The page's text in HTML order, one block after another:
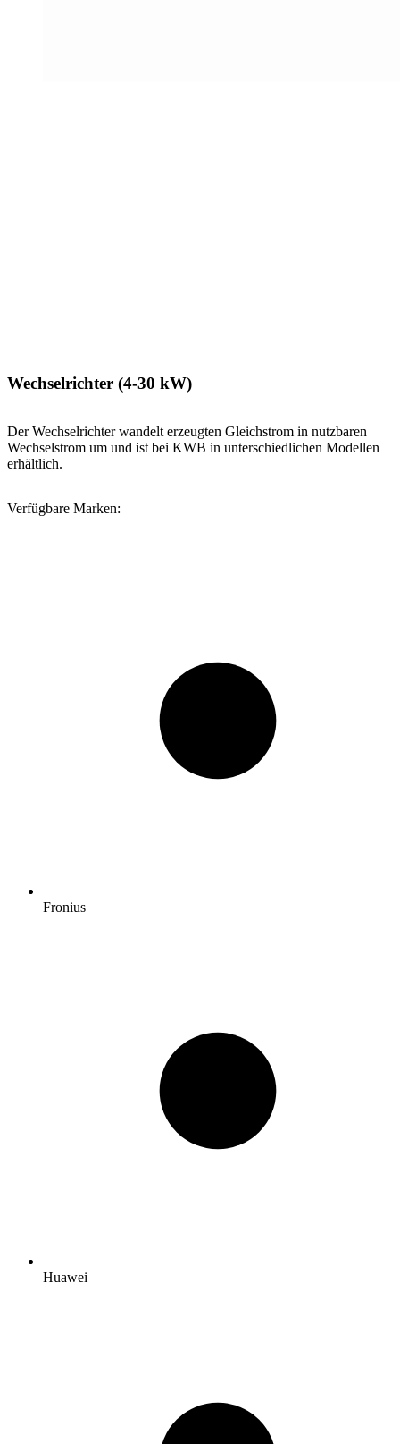
Wechselrichter (4-30 kW)
Der Wechselrichter wandelt erzeugten Gleichstrom in nutzbaren
Wechselstrom um und ist bei KWB in unterschiedlichen Modellen
erhältlich.
Verfügbare Marken:
Fronius
Huawei